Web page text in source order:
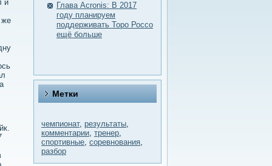
и
же
Глава Acronis: В 2017
году планируем
поддерживать Торо Россо
ещё больше
Метки
чемпионат, результаты,
комментарии, тренер,
спортивные, соревнования,
разбор